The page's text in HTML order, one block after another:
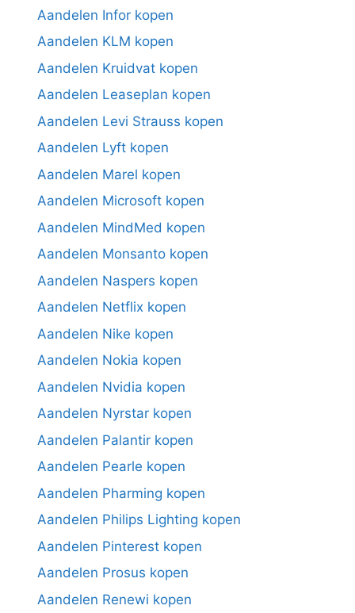
Aandelen Infor kopen
Aandelen KLM kopen
Aandelen Kruidvat kopen
Aandelen Leaseplan kopen
Aandelen Levi Strauss kopen
Aandelen Lyft kopen
Aandelen Marel kopen
Aandelen Microsoft kopen
Aandelen MindMed kopen
Aandelen Monsanto kopen
Aandelen Naspers kopen
Aandelen Netflix kopen
Aandelen Nike kopen
Aandelen Nokia kopen
Aandelen Nvidia kopen
Aandelen Nyrstar kopen
Aandelen Palantir kopen
Aandelen Pearle kopen
Aandelen Pharming kopen
Aandelen Philips Lighting kopen
Aandelen Pinterest kopen
Aandelen Prosus kopen
Aandelen Renewi kopen